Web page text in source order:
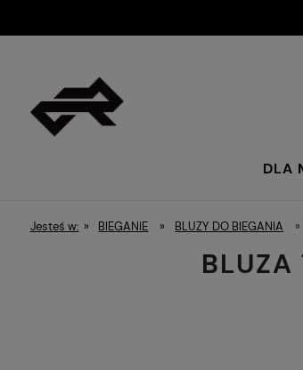
DLA
Jesteś w: » BIEGANIE » BLUZY DO BIEGANIA »